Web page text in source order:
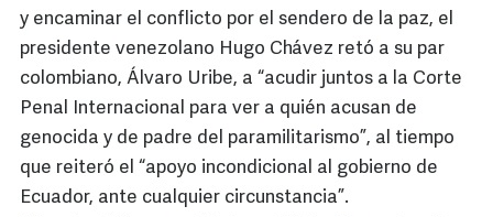
y encaminar el conflicto por el sendero de la paz, el
presidente venezolano Hugo Chávez retó a su par
colombiano, Álvaro Uribe, a “acudir juntos a la Corte
Penal Internacional para ver a quién acusan de
genocida y de padre del paramilitarismo”, al tiempo
que reiteró el “apoyo incondicional al gobierno de
Ecuador, ante cualquier circunstancia”.